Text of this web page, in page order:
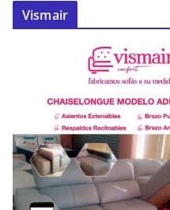
Vismair